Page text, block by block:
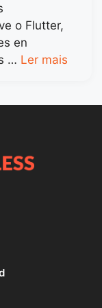
o Flutter,
en
… Ler mais